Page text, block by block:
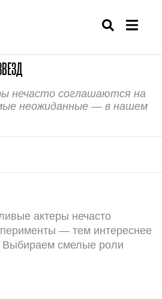
нечасто соглашаются на
неожиданные — в нашем
актеры нечасто
— тем интереснее
Выбираем смелые роли